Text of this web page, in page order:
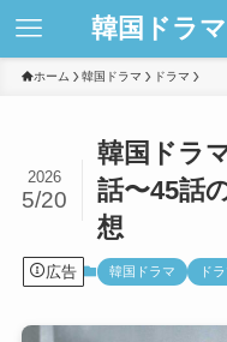
韓国ドラ
ホーム 韓国ドラマ ドラマ
韓国ドラ
話〜45話
想
2026
5/20
広告 韓国ドラマ ド